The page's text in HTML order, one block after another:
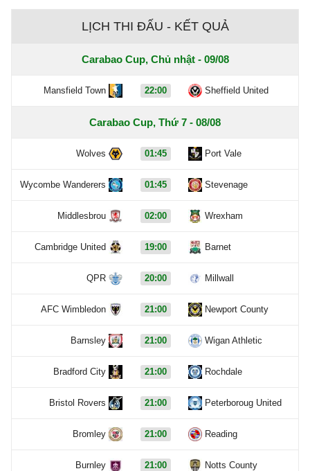
LỊCH THI ĐẤU - KẾT QUẢ
Carabao Cup, Chủ nhật - 09/08
Mansfield Town 22:00 Sheffield United
Carabao Cup, Thứ 7 - 08/08
Wolves 01:45 Port Vale
Wycombe Wanderers 01:45 Stevenage
Middlesbrou 02:00 Wrexham
Cambridge United 19:00 Barnet
QPR 20:00 Millwall
AFC Wimbledon 21:00 Newport County
Barnsley 21:00 Wigan Athletic
Bradford City 21:00 Rochdale
Bristol Rovers 21:00 Peterboroug United
Bromley 21:00 Reading
Burnley 21:00 Notts County